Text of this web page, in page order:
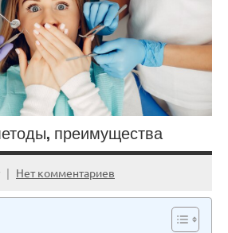
преимущества
Нет комментариев